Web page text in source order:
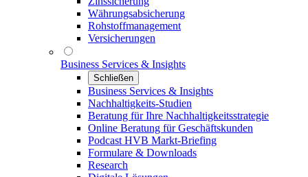
Währungsabsicherung
Rohstoffmanagement
Versicherungen
Business Services & Insights
Schließen
Business Services & Insights
Nachhaltigkeits-Studien
Beratung für Ihre Nachhaltigkeitsstrategie
Online Beratung für Geschäftskunden
Podcast HVB Markt-Briefing
Formulare & Downloads
Research